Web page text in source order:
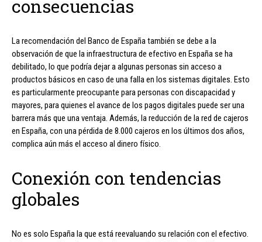
consecuencias
La recomendación del Banco de España también se debe a la
observación de que la infraestructura de efectivo en España se ha
debilitado, lo que podría dejar a algunas personas sin acceso a
productos básicos en caso de una falla en los sistemas digitales. Esto
es particularmente preocupante para personas con discapacidad y
mayores, para quienes el avance de los pagos digitales puede ser una
barrera más que una ventaja. Además, la reducción de la red de cajeros
en España, con una pérdida de 8.000 cajeros en los últimos dos años,
complica aún más el acceso al dinero físico.
Conexión con tendencias
globales
No es solo España la que está reevaluando su relación con el efectivo.